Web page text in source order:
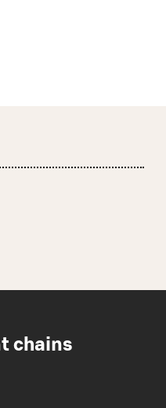
chains